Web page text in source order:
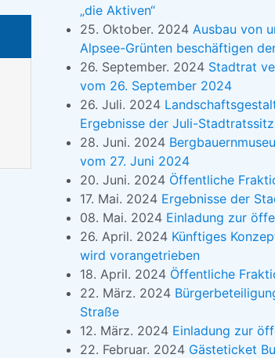
„die Aktiven“
25. Oktober. 2024 Ausbau von
Alpsee-Grünten beschäftigen
26. September. 2024 Stadtrat
vom 26. September 2024
26. Juli. 2024
Ergebnisse der Juli-
28. Juni. 2024
vom 27. Juni 2024
20. Juni. 2024 Öffentliche
17. Mai. 2024 Ergebnisse der
08. Mai. 2024 Einladung zur
26. April. 2024 Künftiges
wird vorangetrieben
18. April. 2024 Öffentliche
22. März. 2024
Straße
12. März. 2024 Einladung zur
22. Februar. 2024 Gästeticket